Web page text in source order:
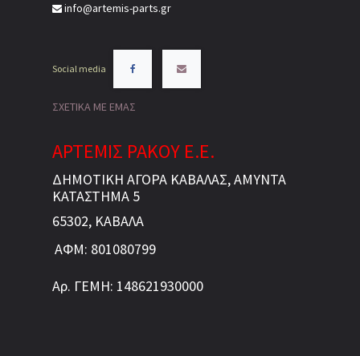
info@artemis-parts.gr
Social media
ΣΧΕΤΙΚΑ ΜΕ ΕΜΑΣ
ΑΡΤΕΜΙΣ ΡΑΚΟΥ Ε.Ε.
ΔΗΜΟΤΙΚΗ ΑΓΟΡΑ ΚΑΒΑΛΑΣ, ΑΜΥΝΤΑ
ΚΑΤΑΣΤΗΜΑ 5
65302, ΚΑΒΑΛΑ
ΑΦΜ: 801080799
Αρ. ΓΕΜΗ: 148621930000